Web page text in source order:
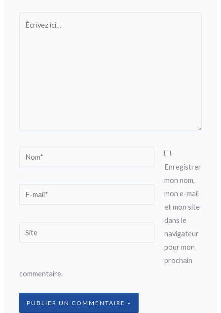
Nom*
E-
Site
Enregistrer
mon nom,
mon e-mail
et mon site
dans le
navigateur
pour mon
prochain
commentaire.